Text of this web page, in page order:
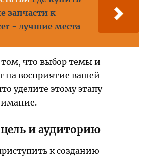
запчасти к
- лучшие места
том, что выбор темы и
на восприятие вашей
уделите этому этапу
и аудиторию
к созданию